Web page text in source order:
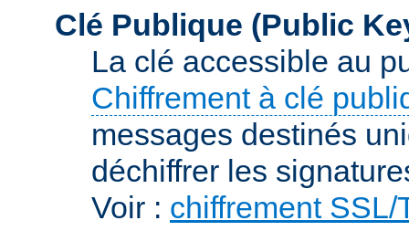
Clé Publique (Public
La clé accessible au
Chiffrement à clé
messages destinés
déchiffrer les
Voir : chiffrement SSL/